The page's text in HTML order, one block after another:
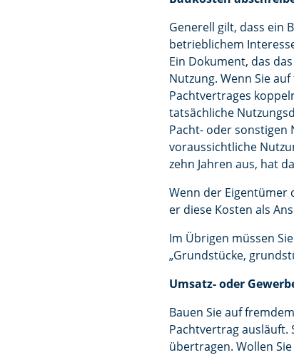
Generell gilt, dass ein
betrieblichem
Ein Dokument, das
Nutzung. Wenn Sie
Pachtvertrages
tatsächliche
Pacht- oder sonstigen
voraussichtliche
zehn Jahren aus, hat
Wenn der Eigentümer
er diese Kosten als
Im Übrigen müssen
„Grundstücke,
Umsatz- oder
Bauen Sie auf
Pachtvertrag ausläuft.
übertragen. Wollen